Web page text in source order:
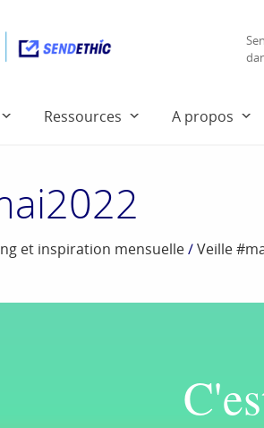
Ressources A propos
et inspiration mensuelle/Veille